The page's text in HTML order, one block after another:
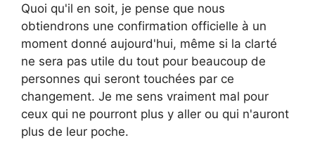
Quoi qu'il en soit, je pense que nous
obtiendrons une confirmation officielle à un
moment donné aujourd'hui, même si la clarté
ne sera pas utile du tout pour beaucoup de
personnes qui seront touchées par ce
changement. Je me sens vraiment mal pour
ceux qui ne pourront plus y aller ou qui n'auront
plus de leur poche.